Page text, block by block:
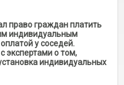
право граждан платить
индивидуальным
у соседей.
экспертами о том,
индивидуальных